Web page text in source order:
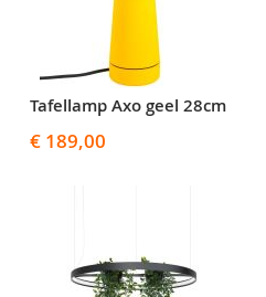
Tafellamp Axo geel 28cm
€ 189,00